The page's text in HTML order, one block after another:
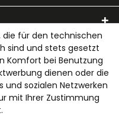
die für den technischen
sind und stets gesetzt
Komfort bei Benutzung
dienen oder die
sozialen Netzwerken
mit Ihrer Zustimmung